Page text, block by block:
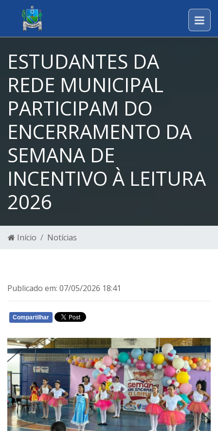
ESTUDANTES DA
REDE MUNICIPAL
PARTICIPAM DO
ENCERRAMENTO DA
SEMANA DE
INCENTIVO À LEITURA
2026
Início Notícias
Publicado em: 07/05/2026 18:41
Compartilhar